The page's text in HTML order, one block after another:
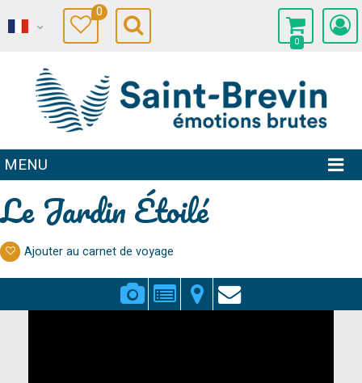
0
0
MENU
Le Jardin Étoilé
Ajouter au carnet de voyage